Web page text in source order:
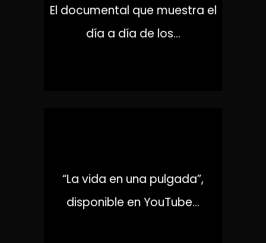
El documental que muestra el
día a día de los...
“La vida en una pulgada”,
disponible en YouTube...